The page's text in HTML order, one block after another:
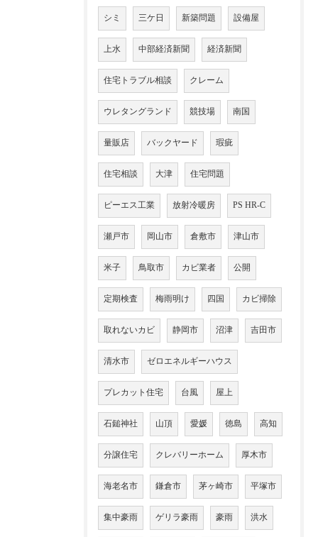
シミ 三ケ日 新築問題 設備屋
上水 中部経済新聞 経済新聞
住宅トラブル相談 クレーム
ウレタングランド 競技場 南国
量販店 バックヤード 瑕疵
住宅相談 大津 住宅問題
ピーエス工業 放射冷暖房 PS HR-C
瀬戸市 岡山市 倉敷市 津山市
米子 鳥取市 カビ業者 公開
定期検査 梅雨明け 四国 カビ掃除
取れないカビ 静岡市 沼津 吉田市
清水市 ゼロエネルギーハウス
プレカット住宅 台風 屋上
石鎚神社 山頂 愛媛 徳島 高知
分譲住宅 クレバリーホーム 厚木市
海老名市 鎌倉市 茅ヶ崎市 平塚市
集中豪雨 ゲリラ豪雨 豪雨 洪水